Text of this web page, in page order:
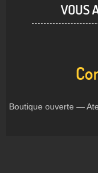
VOUS
Boutique ouverte —